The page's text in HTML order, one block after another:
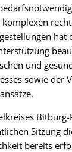
hat
und
sowie der
Sitzung
bereits